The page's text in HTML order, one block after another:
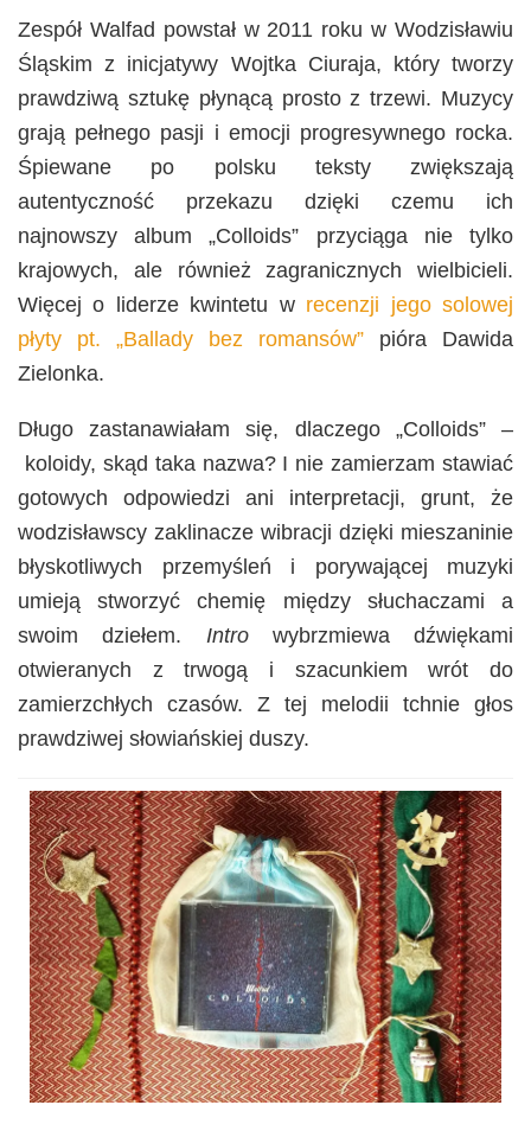
Zespół Walfad powstał w 2011 roku w Wodzisławiu
Śląskim z inicjatywy Wojtka Ciuraja, który tworzy
prawdziwą sztukę płynącą prosto z trzewi. Muzycy
grają pełnego pasji i emocji progresywnego rocka.
Śpiewane po polsku teksty zwiększają
autentyczność przekazu dzięki czemu ich
najnowszy album „Colloids” przyciąga nie tylko
krajowych, ale również zagranicznych wielbicieli.
Więcej o liderze kwintetu w recenzji jego solowej
płyty pt. „Ballady bez romansów” pióra Dawida
Zielonka.
Długo zastanawiałam się, dlaczego „Colloids” –
koloidy, skąd taka nazwa? I nie zamierzam stawiać
gotowych odpowiedzi ani interpretacji, grunt, że
wodzisławscy zaklinacze wibracji dzięki mieszaninie
błyskotliwych przemyśleń i porywającej muzyki
umieją stworzyć chemię między słuchaczami a
swoim dziełem. Introwybrzmiewa dźwiękami
otwieranych z trwogą i szacunkiem wrót do
zamierzchłych czasów. Z tej melodii tchnie głos
prawdziwej słowiańskiej duszy.